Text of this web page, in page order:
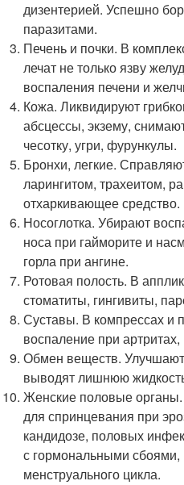
дизентерией. Успешно
паразитами.
Печень и почки. В
лечат не только язву
воспаления печени и
Кожа. Ликвидируют
абсцессы, экзему,
чесотку, угри, фурункулы.
Бронхи, легкие.
ларингитом, трахеитом,
отхаркивающее средство.
Носоглотка. Убирают
носа при гайморите и
горла при ангине.
Ротовая полость. В
стоматиты, гингивиты,
Суставы. В компрессах и
воспаление при
Обмен веществ. Улучшают
выводят лишнюю
Женские половые
для спринцевания при
кандидозе, половых
с гормональными
менструального цикла.